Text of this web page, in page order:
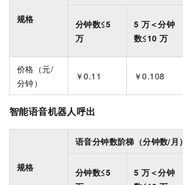
规格
分钟数≤5
万
5 万＜分钟
数≤10 万
价格（元/
分钟）
￥0.11 ￥0.108
智能语音机器人呼出
规格
语音分钟数阶梯（分钟数/月）
分钟数≤5
5 万＜分钟